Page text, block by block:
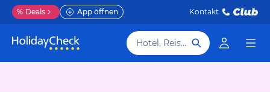
% Deals App öffnen Kontakt
Hotel, Reiseziel